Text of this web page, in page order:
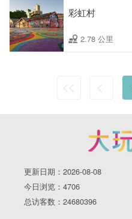
彩虹村
2.78 公里
更新日期：2026-08-08
今日浏览：4706
总访客数：24680396